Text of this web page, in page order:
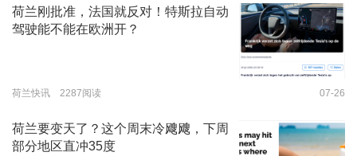
荷兰刚批准，法国就反对！特斯拉自动
驾驶能不能在欧洲开？
荷兰快讯 2287阅读 07-26
荷兰要变天了？这个周末冷飕飕，下周
部分地区直冲35度